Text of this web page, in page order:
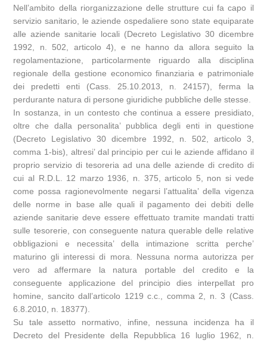
Nell’ambito della riorganizzazione delle strutture cui fa capo il
servizio sanitario, le aziende ospedaliere sono state equiparate
alle aziende sanitarie locali (Decreto Legislativo 30 dicembre
1992, n. 502, articolo 4), e ne hanno da allora seguito la
regolamentazione, particolarmente riguardo alla disciplina
regionale della gestione economico finanziaria e patrimoniale
dei predetti enti (Cass. 25.10.2013, n. 24157), ferma la
perdurante natura di persone giuridiche pubbliche delle stesse.
In sostanza, in un contesto che continua a essere presidiato,
oltre che dalla personalita’ pubblica degli enti in questione
(Decreto Legislativo 30 dicembre 1992, n. 502, articolo 3,
comma 1-bis), altresi’ dal principio per cui le aziende affidano il
proprio servizio di tesoreria ad una delle aziende di credito di
cui al R.D.L. 12 marzo 1936, n. 375, articolo 5, non si vede
come possa ragionevolmente negarsi l’attualita’ della vigenza
delle norme in base alle quali il pagamento dei debiti delle
aziende sanitarie deve essere effettuato tramite mandati tratti
sulle tesorerie, con conseguente natura querable delle relative
obbligazioni e necessita’ della intimazione scritta perche’
maturino gli interessi di mora. Nessuna norma autorizza per
vero ad affermare la natura portable del credito e la
conseguente applicazione del principio dies interpellat pro
homine, sancito dall’articolo 1219 c.c., comma 2, n. 3 (Cass.
6.8.2010, n. 18377).
Su tale assetto normativo, infine, nessuna incidenza ha il
Decreto del Presidente della Repubblica 16 luglio 1962, n.